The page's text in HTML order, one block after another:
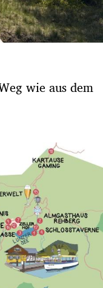
wie aus dem